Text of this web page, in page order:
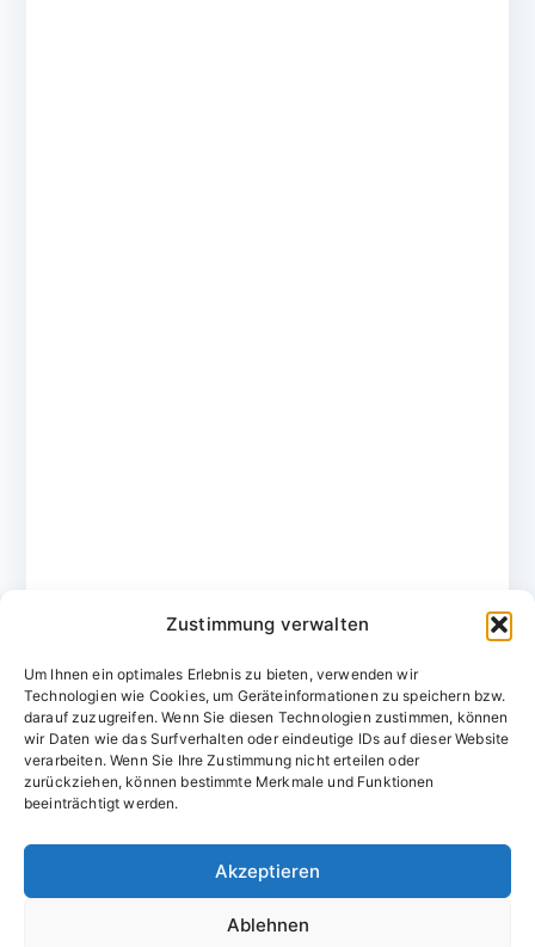
Zustimmung verwalten
Um Ihnen ein optimales Erlebnis zu bieten, verwenden wir
Technologien wie Cookies, um Geräteinformationen zu speichern bzw.
darauf zuzugreifen. Wenn Sie diesen Technologien zustimmen, können
wir Daten wie das Surfverhalten oder eindeutige IDs auf dieser Website
verarbeiten. Wenn Sie Ihre Zustimmung nicht erteilen oder
zurückziehen, können bestimmte Merkmale und Funktionen
beeinträchtigt werden.
Akzeptieren
Ablehnen
Domainvergabestelle.de